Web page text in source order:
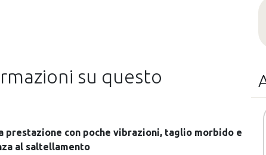
su questo
prestazione con poche vibrazioni, taglio morbido e
al saltellamento